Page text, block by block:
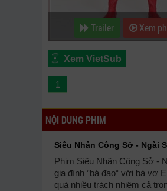
Trailer Xem
Xem VietSub
1
NỘI DUNG PHIM
Siêu Nhân Công Sở - Ngài
Phim Siêu Nhân Công Sở -
gia đình ‟bá đạo‟ với bà vợ
quá nhiều trách nhiệm cả